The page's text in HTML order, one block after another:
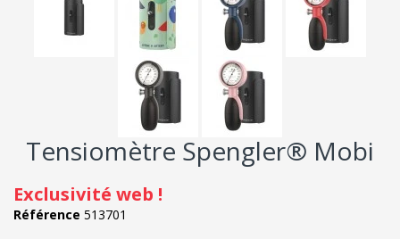
Tensiomètre Spengler® Mobi
Exclusivité web !
Référence 513701